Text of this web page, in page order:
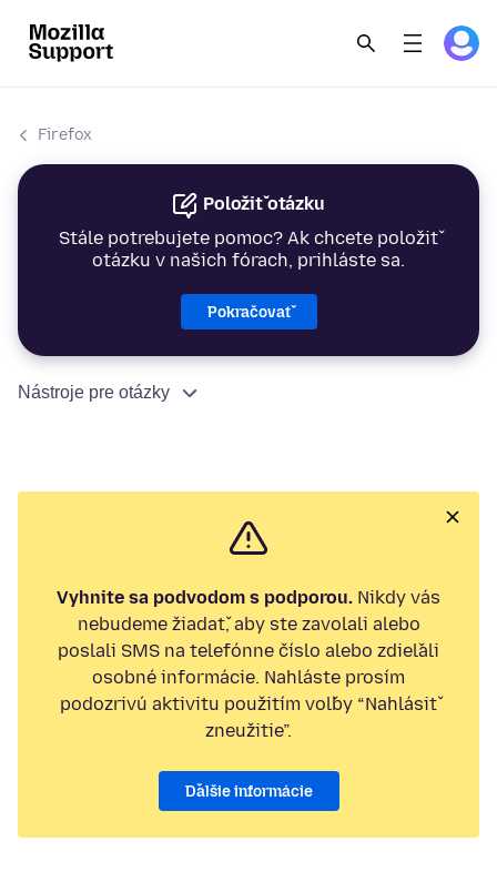
Firefox
Položiť otázku
Stále potrebujete pomoc? Ak chcete položiť
otázku v našich fórach, prihláste sa.
Pokračovať
Nástroje pre otázky
Vyhnite sa podvodom s podporou. Nikdy vás
nebudeme žiadať, aby ste zavolali alebo
poslali SMS na telefónne číslo alebo zdieľali
osobné informácie. Nahláste prosím
podozrivú aktivitu použitím voľby “Nahlásiť
zneužitie”.
Ďalšie informácie